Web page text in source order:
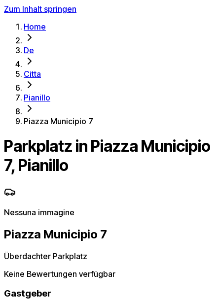
Zum Inhalt springen
Home
De
Citta
Pianillo
Piazza Municipio 7
Parkplatz in Piazza Municipio
7, Pianillo
Nessuna immagine
Piazza Municipio 7
Überdachter Parkplatz
Keine Bewertungen verfügbar
Gastgeber